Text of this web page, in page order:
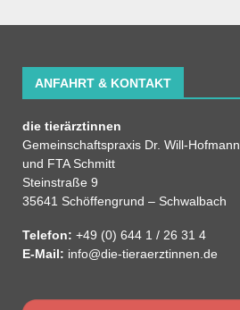
ANFAHRT & KONTAKT
die tierärztinnen
Gemeinschaftspraxis Dr. Will-Hofmann
und FTA Schmitt
Steinstraße 9
35641 Schöffengrund – Schwalbach
Telefon: +49 (0) 644 1 / 26 31 4
E-Mail: info@die-tieraerztinnen.de